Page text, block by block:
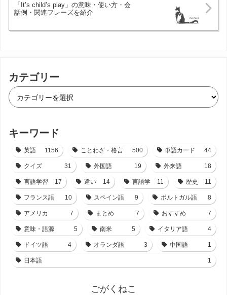
「It’s child’s play」の意味・使い方・会
話例・関連フレーズを紹介
カテゴリー
キーワード
英語 1156 ことわざ・格言 500 単語カード 44
クイズ 31 外国語 19 外来語 18
言語学習 17 違い 14 言語学 11 歴史 11
フランス語 10 スペイン語 9 ポルトガル語 8
アメリカ 7 まとめ 7 おすすめ 7
意味・語源 5 南米 5 イタリア語 4
ドイツ語 4 オランダ語 3 中国語 1
日本語 1
ごがくねこ